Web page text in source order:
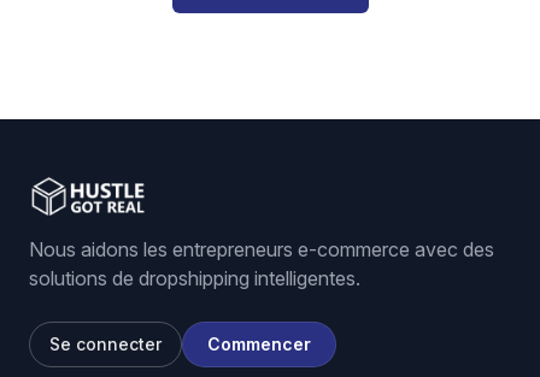
Nous aidons les entrepreneurs e-commerce avec des
solutions de dropshipping intelligentes.
Se connecter Commencer